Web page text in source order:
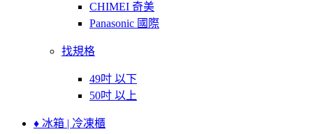
CHIMEI 奇美
Panasonic 國際
找規格
49吋 以下
50吋 以上
♦ 冰箱 | 冷凍櫃